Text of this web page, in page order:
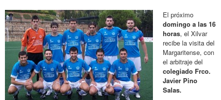
El próximo
domingo a las 16
horas, el Xilvar
recibe la visita del
Margaritense, con
el arbitraje del
colegiado Frco.
Javier Pino
Salas.